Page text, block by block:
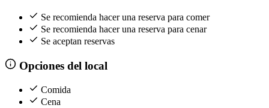
Se recomienda hacer una reserva para comer
Se recomienda hacer una reserva para cenar
Se aceptan reservas
Opciones del local
Comida
Cena